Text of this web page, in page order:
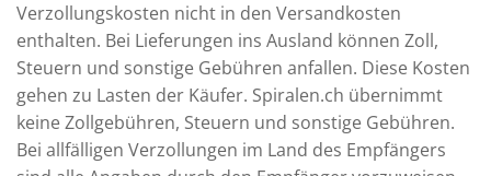
Verzollungskosten nicht in den Versandkosten
enthalten. Bei Lieferungen ins Ausland können Zoll,
Steuern und sonstige Gebühren anfallen. Diese Kosten
gehen zu Lasten der Käufer. Spiralen.ch übernimmt
keine Zollgebühren, Steuern und sonstige Gebühren.
Bei allfälligen Verzollungen im Land des Empfängers